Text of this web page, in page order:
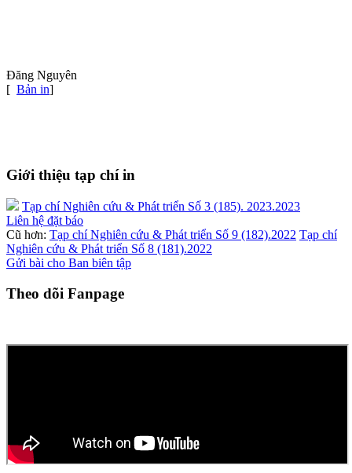
Đăng Nguyên
[ Bản in]
Giới thiệu tạp chí in
Tạp chí Nghiên cứu & Phát triển Số 3 (185). 2023.2023
Liên hệ đặt báo
Cũ hơn: Tạp chí Nghiên cứu & Phát triển Số 9 (182).2022 Tạp chí
Nghiên cứu & Phát triển Số 8 (181).2022
Gửi bài cho Ban biên tập
Theo dõi Fanpage